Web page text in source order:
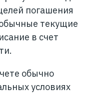
погашения
текущие
в счет
обычно
условиях